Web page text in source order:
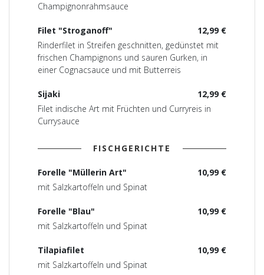
Champignonrahmsauce
12,99 €
Filet "Stroganoff"
Rinderfilet in Streifen geschnitten, gedünstet mit
frischen Champignons und sauren Gurken, in
einer Cognacsauce und mit Butterreis
12,99 €
Sijaki
Filet indische Art mit Früchten und Curryreis in
Currysauce
FISCHGERICHTE
10,99 €
Forelle "Müllerin Art"
mit Salzkartoffeln und Spinat
10,99 €
Forelle "Blau"
mit Salzkartoffeln und Spinat
10,99 €
Tilapiafilet
mit Salzkartoffeln und Spinat